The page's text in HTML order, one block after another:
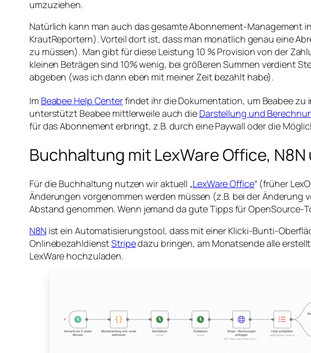
umzuziehen.
Natürlich kann man auch das gesamte Abonnement-Management
KrautReportern). Vorteil dort ist, dass man monatlich genau eine
zu müssen). Man gibt für diese Leistung 10 % Provision von der
kleinen Beträgen sind 10% wenig, bei größeren Summen verdient
abgeben (was ich dann eben mit meiner Zeit bezahlt habe).
Im Beabee Help Centerfindet ihr die Dokumentation, um Beabee zu
unterstützt Beabee mittlerweile auch die Darstellung und
für das Abonnement erbringt, z.B. durch eine Paywall oder die
Buchhaltung mit LexWare Office, N8N
Für die Buchhaltung nutzen wir aktuell „LexWare Office“ (früher
Änderungen vorgenommen werden müssen (z.B. bei der
Abstand genommen. Wenn jemand da gute Tipps für OpenSource-
N8N ist ein Automatisierungstool, dass mit einer Klicki-Bunti-
OnlinebezahldienstStripedazu bringen, am Monatsende alle
LexWare hochzuladen.